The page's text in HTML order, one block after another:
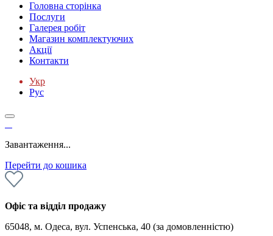
Головна сторінка
Послуги
Галерея робіт
Магазин комплектуючих
Акції
Контакти
Укр
Рус
Завантаження...
Перейти до кошика
Офіс та відділ продажу
65048, м. Одеса, вул. Успенська, 40 (за домовленністю)